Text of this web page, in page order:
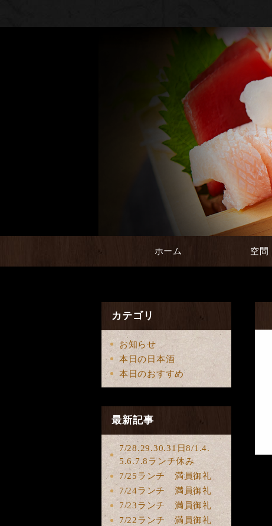
ホーム 空間
カテゴリ
お知らせ
本日の日本酒
本日のおすすめ
最新記事
7/28.29.30.31日8/1.4.
5.6.7.8ランチ休み
7/25ランチ 満員御礼
7/24ランチ 満員御礼
7/23ランチ 満員御礼
7/22ランチ 満員御礼